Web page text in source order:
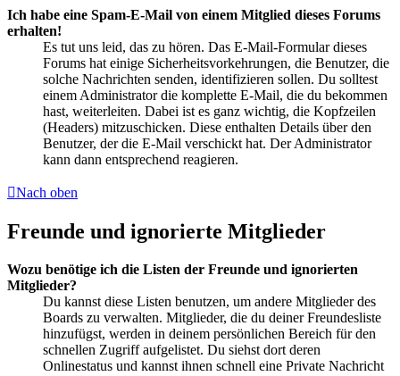
Ich habe eine Spam-E-Mail von einem Mitglied dieses Forums
erhalten!
Es tut uns leid, das zu hören. Das E-Mail-Formular dieses
Forums hat einige Sicherheitsvorkehrungen, die Benutzer, die
solche Nachrichten senden, identifizieren sollen. Du solltest
einem Administrator die komplette E-Mail, die du bekommen
hast, weiterleiten. Dabei ist es ganz wichtig, die Kopfzeilen
(Headers) mitzuschicken. Diese enthalten Details über den
Benutzer, der die E-Mail verschickt hat. Der Administrator
kann dann entsprechend reagieren.
Nach oben
Freunde und ignorierte Mitglieder
Wozu benötige ich die Listen der Freunde und ignorierten
Mitglieder?
Du kannst diese Listen benutzen, um andere Mitglieder des
Boards zu verwalten. Mitglieder, die du deiner Freundesliste
hinzufügst, werden in deinem persönlichen Bereich für den
schnellen Zugriff aufgelistet. Du siehst dort deren
Onlinestatus und kannst ihnen schnell eine Private Nachricht